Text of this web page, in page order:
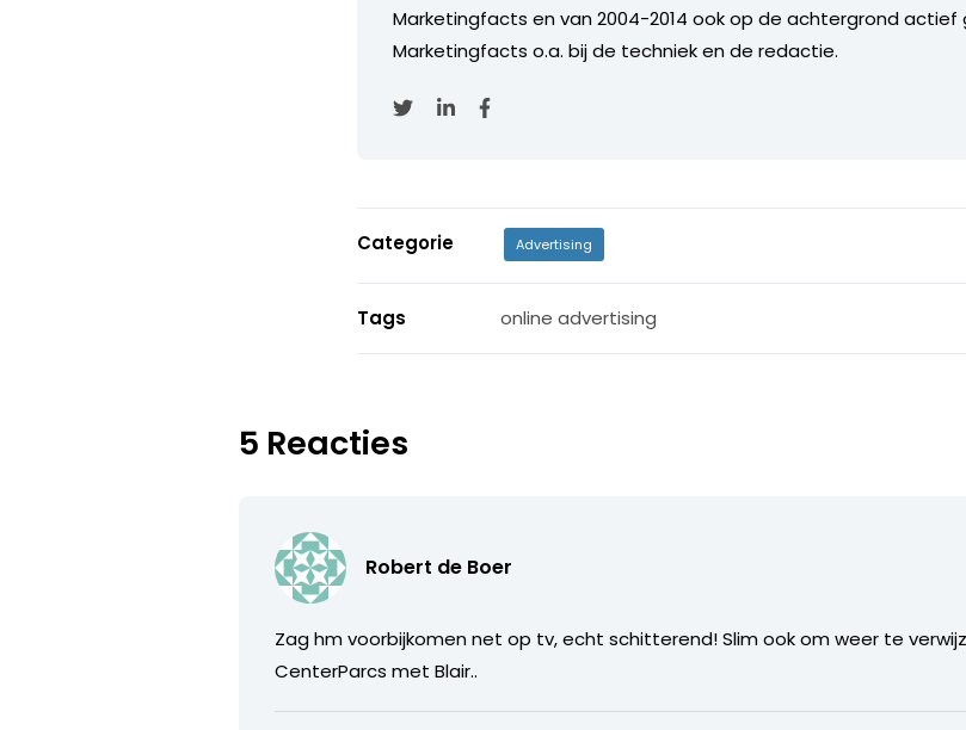
Marketingfacts en van 2004-2014 ook op de achtergrond
Marketingfacts o.a. bij de techniek en de redactie.
Categorie Advertising
Tags online advertising
5 Reacties
Robert de Boer
Zag hm voorbijkomen net op tv, echt schitterend! Slim ook om weer te
CenterParcs met Blair..